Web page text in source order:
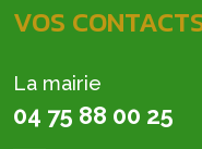
VOS
La mairie
04 75 88 00 25